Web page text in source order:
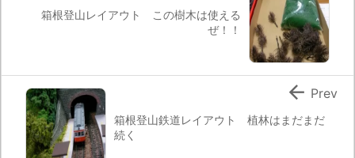
箱根登山レイアウト この樹木は使える
ぜ！！
箱根登山鉄道レイアウト 植林はまだまだ
続く
 Prev